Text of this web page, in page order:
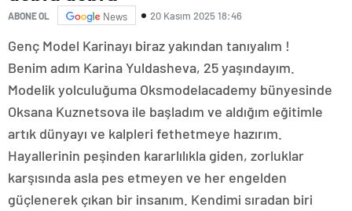
ABONE OL News 20 Kasım 2025 18:46
Genç Model Karinayı biraz yakından tanıyalım !
Benim adım Karina Yuldasheva, 25 yaşındayım.
Modelik yolculuğuma Oksmodelacademy bünyesinde
Oksana Kuznetsova ile başladım ve aldığım eğitimle
artık dünyayı ve kalpleri fethetmeye hazırım.
Hayallerinin peşinden kararlılıkla giden, zorluklar
karşısında asla pes etmeyen ve her engelden
güçlenerek çıkan bir insanım. Kendimi sıradan biri